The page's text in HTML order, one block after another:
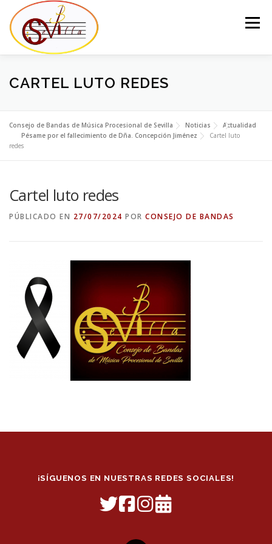
contenido
Menú
EL CONSEJO LA JUNTA DEL CONSEJO
NOTICIAS CONTACTO
CARTEL LUTO REDES
Consejo de Bandas de Música Procesional de Sevilla Noticias
Actualidad
Pésame por el fallecimiento de Dña. Concepción Jiménez
Cartel luto
redes
Cartel luto redes
PÚBLICADO EN 27/07/2024 POR CONSEJO DE BANDAS
¡SÍGUENOS EN NUESTRAS REDES SOCIALES!